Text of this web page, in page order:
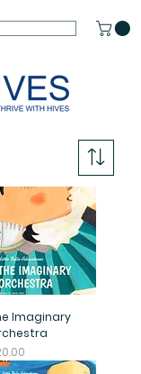
Imaginary